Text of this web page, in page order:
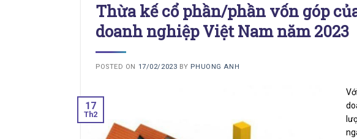
Thừa kế cổ phần/phần vốn góp
doanh nghiệp Việt Nam năm 2023
POSTED ON 17/02/2023 BY PHUONG ANH
17
Th2